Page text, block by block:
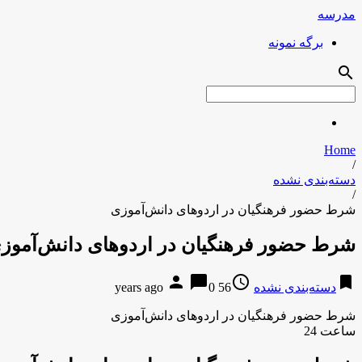
مدرسه
برگه نمونه
search
Home
/
دسته‌بندی نشده
/
شرط حضور فرهنگیان در اردوهای دانش‌آموزی
شرط حضور فرهنگیان در اردوهای
bookmark دسته‌بندی نشده access_time
56 years ago
person chat_bubble0
شرط حضور فرهنگیان در اردوهای دانش‌آموزی
ساعت 24